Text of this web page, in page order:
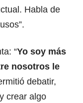
Habla de
“Yo soy más
nosotros le
debatir,
crear algo